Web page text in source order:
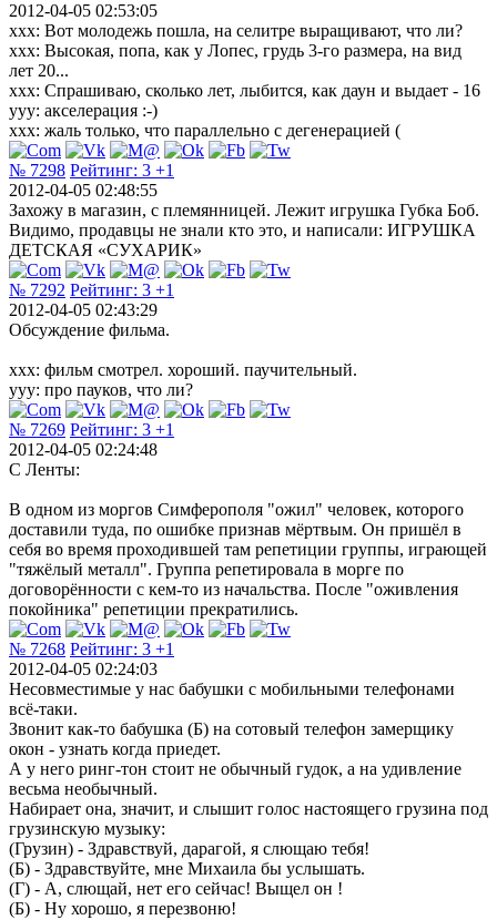
2012-04-05 02:53:05
xxx: Вот молодежь пошла, на селитре выращивают, что ли?
xxx: Высокая, попа, как у Лопес, грудь 3-го размера, на вид
лет 20...
xxx: Спрашиваю, сколько лет, лыбится, как даун и выдает - 16
yyy: акселерация :-)
xxx: жаль только, что параллельно с дегенерацией (
№ 7298 Рейтинг: 3 +1
2012-04-05 02:48:55
Захожу в магазин, с племянницей. Лежит игрушка Губка Боб.
Видимо, продавцы не знали кто это, и написали: ИГРУШКА
ДЕТСКАЯ «СУХАРИК»
№ 7292 Рейтинг: 3 +1
2012-04-05 02:43:29
Обсуждение фильма.
ххх: фильм смотрел. хороший. паучительный.
ууу: про пауков, что ли?
№ 7269 Рейтинг: 3 +1
2012-04-05 02:24:48
С Ленты:
В одном из моргов Симферополя "ожил" человек, которого
доставили туда, по ошибке признав мёртвым. Он пришёл в
себя во время проходившей там репетиции группы, играющей
"тяжёлый металл". Группа репетировала в морге по
договорённости с кем-то из начальства. После "оживления
покойника" репетиции прекратились.
№ 7268 Рейтинг: 3 +1
2012-04-05 02:24:03
Несовместимые у нас бабушки с мобильными телефонами
всё-таки.
Звонит как-то бабушка (Б) на сотовый телефон замерщику
окон - узнать когда приедет.
А у него ринг-тон стоит не обычный гудок, а на удивление
весьма необычный.
Набирает она, значит, и слышит голос настоящего грузина под
грузинскую музыку:
(Грузин) - Здравствуй, дарагой, я слющаю тебя!
(Б) - Здравствуйте, мне Михаила бы услышать.
(Г) - А, слющай, нет его сейчас! Выщел он !
(Б) - Ну хорошо, я перезвоню!